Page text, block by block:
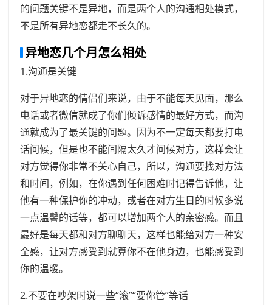
的问题关键不是异地，而是两个人的沟通相处模式，
不是所有异地恋都走不长久的。
异地恋几个月怎么相处
1.沟通是关键
对于异地恋的情侣们来说，由于不能每天见面，那么
电话或者微信就成了你们倾诉感情的最好方式，而沟
通就成为了最关键的问题。因为不一定每天都要打电
话问候，但是也不能间隔太久才问候对方，这样会让
对方觉得你非常不关心自己，所以，沟通要找对方法
和时间，例如，在你遇到任何困难时记得告诉他，让
他有一种保护你的冲动，或者在对方生日的时候多说
一点温馨的话等，都可以增加两个人的亲密感。而且
最好是每天都和对方聊聊天，这样也能给对方一种安
全感，让对方感受到就算你不在他身边，也能感受到
你的温暖。
2.不要在吵架时说一些“滚”“要你管”等话